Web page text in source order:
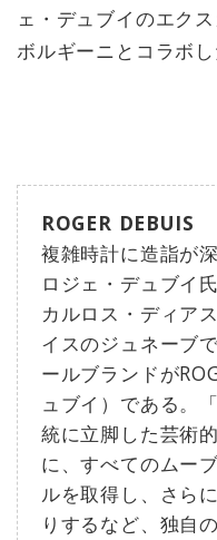
ェ・デュブイのエク
ボルギーニとコラボ
ROGER DEBUIS
複雑時計に造詣が
ロジェ・デュブイ
カルロス・ディア
イスのジュネーブ
ールブランドが
ュブイ）である。
統に立脚した芸術
に、すべてのムー
ルを取得し、さら
りするなど、独自